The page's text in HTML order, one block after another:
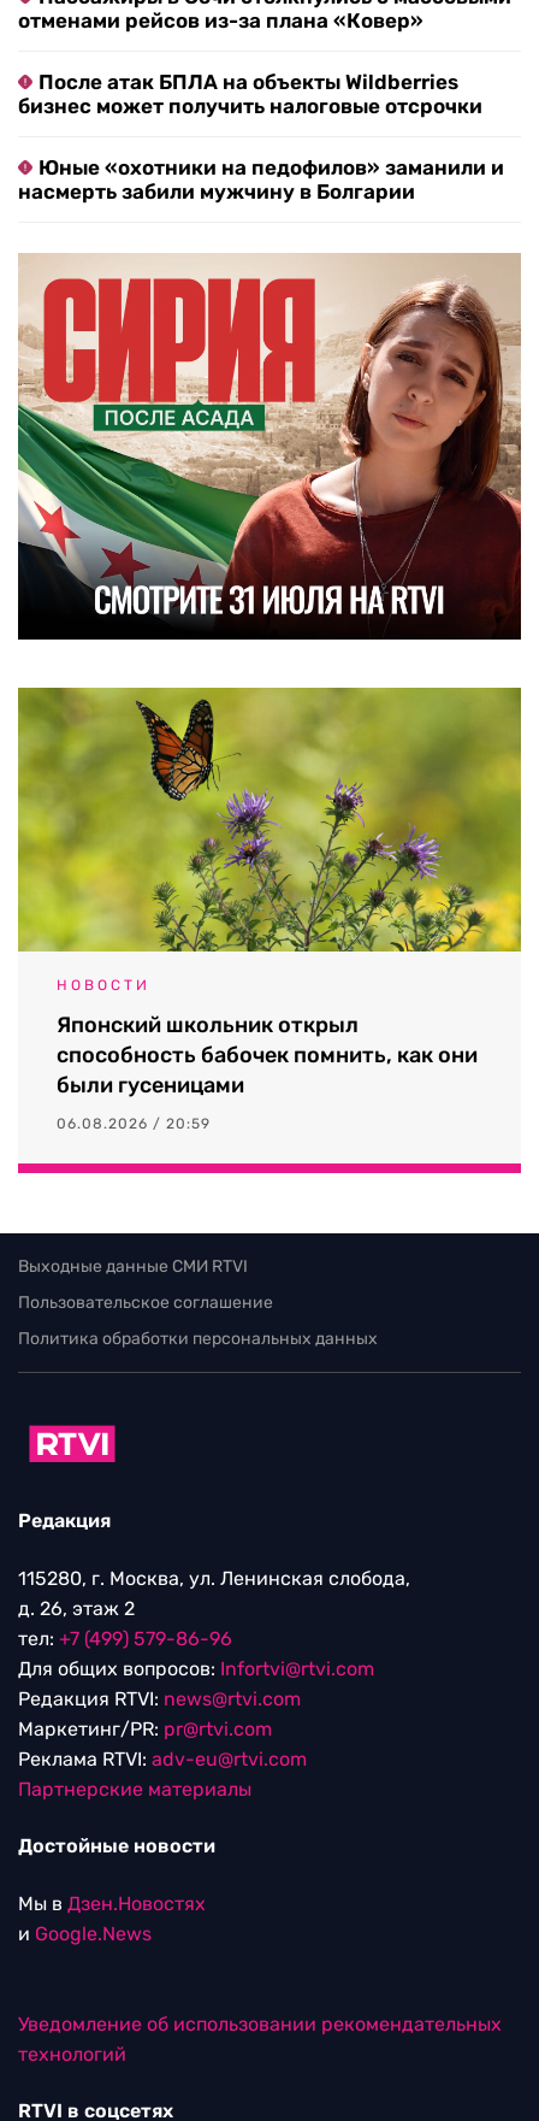
отменами рейсов из-за плана «Ковер»
После атак БПЛА на объекты Wildberries
бизнес может получить налоговые отсрочки
Юные «охотники на педофилов» заманили и
насмерть забили мужчину в Болгарии
НОВОСТИ
Японский школьник открыл
способность бабочек помнить, как они
были гусеницами
06.08.2026 / 20:59
Выходные данные СМИ RTVI
Пользовательское соглашение
Политика обработки персональных данных
Редакция
115280, г. Москва, ул. Ленинская слобода,
д. 26, этаж 2
тел: +7 (499) 579-86-96
Для общих вопросов: Infortvi@rtvi.com
Редакция RTVI: news@rtvi.com
Маркетинг/PR: pr@rtvi.com
Реклама RTVI: adv-eu@rtvi.com
Партнерские материалы
Достойные новости
Мы в Дзен.Новостях
и Google.News
Уведомление об использовании рекомендательных
технологий
RTVI в соцсетях